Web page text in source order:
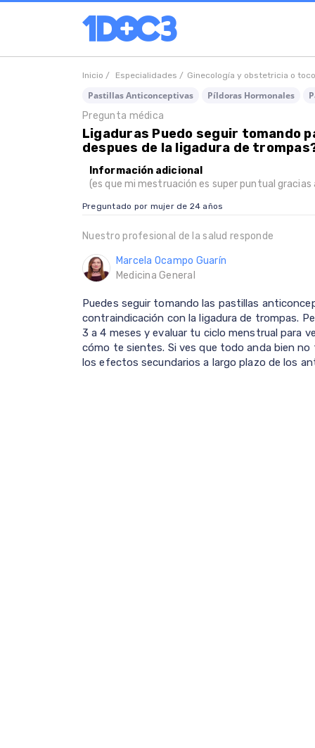
Inicio / Especialidades / Ginecología y obstetricia o
Pastillas Anticonceptivas Píldoras Hormonales
Pregunta médica
Ligaduras Puedo seguir tomando
despues de la ligadura de
Información adicional
(es que mi mestruación es super puntual gracias
Preguntado por mujer de 24 años
Nuestro profesional de la salud responde
Marcela Ocampo Guarín
Medicina General
Puedes seguir tomando las pastillas
contraindicación con la ligadura de trompas.
3 a 4 meses y evaluar tu ciclo menstrual para
cómo te sientes. Si ves que todo anda bien
los efectos secundarios a largo plazo de los